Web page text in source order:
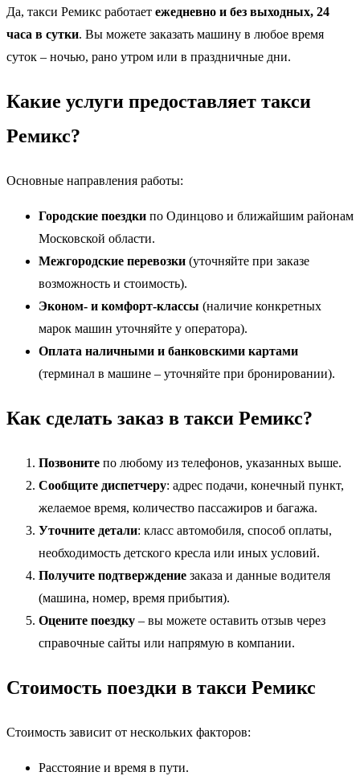
Да, такси Ремикс работает ежедневно и без выходных, 24
часа в сутки. Вы можете заказать машину в любое время
суток – ночью, рано утром или в праздничные дни.
Какие услуги предоставляет такси
Ремикс?
Основные направления работы:
Городские поездки по Одинцово и ближайшим районам
Московской области.
Межгородские перевозки (уточняйте при заказе
возможность и стоимость).
Эконом- и комфорт-классы (наличие конкретных
марок машин уточняйте у оператора).
Оплата наличными и банковскими картами
(терминал в машине – уточняйте при бронировании).
Как сделать заказ в такси Ремикс?
Позвоните по любому из телефонов, указанных выше.
Сообщите диспетчеру: адрес подачи, конечный пункт,
желаемое время, количество пассажиров и багажа.
Уточните детали: класс автомобиля, способ оплаты,
необходимость детского кресла или иных условий.
Получите подтверждение заказа и данные водителя
(машина, номер, время прибытия).
Оцените поездку – вы можете оставить отзыв через
справочные сайты или напрямую в компании.
Стоимость поездки в такси Ремикс
Стоимость зависит от нескольких факторов:
Расстояние и время в пути.